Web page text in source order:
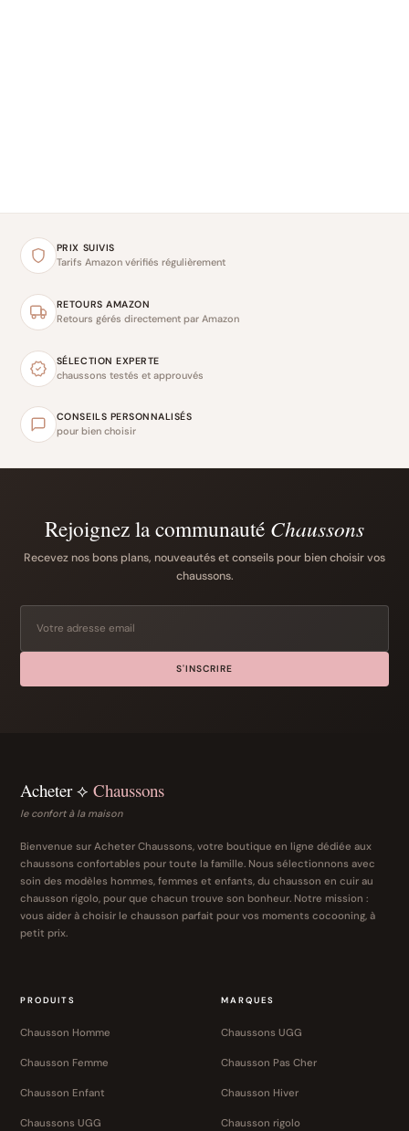
PRIX SUIVIS
Tarifs Amazon vérifiés régulièrement
RETOURS AMAZON
Retours gérés directement par Amazon
SÉLECTION EXPERTE
chaussons testés et approuvés
CONSEILS PERSONNALISÉS
pour bien choisir
Rejoignez la communauté Chaussons
Recevez nos bons plans, nouveautés et conseils pour bien choisir vos
chaussons.
S'INSCRIRE
Acheter ⟡ Chaussons
le confort à la maison
Bienvenue sur Acheter Chaussons, votre boutique en ligne dédiée aux
chaussons confortables pour toute la famille. Nous sélectionnons avec
soin des modèles hommes, femmes et enfants, du chausson en cuir au
chausson rigolo, pour que chacun trouve son bonheur. Notre mission :
vous aider à choisir le chausson parfait pour vos moments cocooning, à
petit prix.
PRODUITS
Chausson Homme
Chausson Femme
Chausson Enfant
Chaussons UGG
MARQUES
Chaussons UGG
Chausson Pas Cher
Chausson Hiver
Chausson rigolo